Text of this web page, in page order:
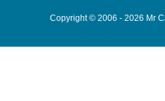
Copyright © 2006 - 2026 Mr